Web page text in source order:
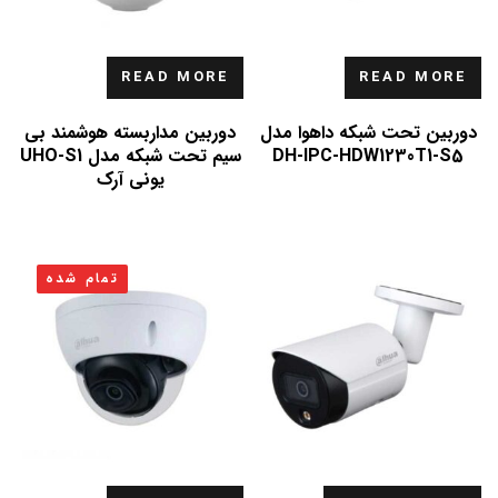
READ MORE
دوربین تحت شبکه داهوا مدل
DH-IPC-HDW1230T1-S5
READ MORE
دوربین مداربسته هوشمند بی
سیم تحت شبکه مدل UHO-S1
یونی آرک
تمام شده